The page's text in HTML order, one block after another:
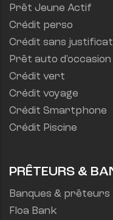
Prêt Jeune Actif
Crédit perso
Crédit sans
Prêt auto d'occasion
Crédit vert
Crédit voyage
Crédit Smartphone
Crédit Piscine
PRÊTEURS &
Banques & prêteurs
Floa Bank